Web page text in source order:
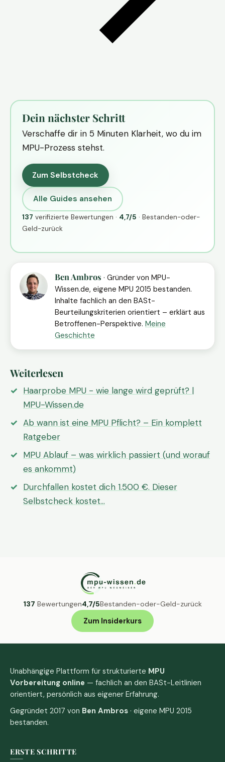
Dein nächster Schritt
Verschaffe dir in 5 Minuten Klarheit, wo du im
MPU-Prozess stehst.
Zum Selbstcheck
Alle Guides ansehen
137 verifizierte Bewertungen · 4,7/5 · Bestanden-oder-
Geld-zurück
Ben Ambros · Gründer von MPU-
Wissen.de, eigene MPU 2015 bestanden.
Inhalte fachlich an den BASt-
Beurteilungskriterien orientiert – erklärt aus
Betroffenen-Perspektive. Meine
Geschichte
Weiterlesen
Haarprobe MPU - wie lange wird geprüft? |
MPU-Wissen.de
Ab wann ist eine MPU Pflicht? – Ein komplett
Ratgeber
MPU Ablauf – was wirklich passiert (und worauf
es ankommt)
Durchfallen kostet dich 1.500 €. Dieser
Selbstcheck kostet…
137 Bewertungen4,7/5Bestanden-oder-Geld-zurück
Zum Insiderkurs
Unabhängige Plattform für strukturierte MPU
Vorbereitung online — fachlich an den BASt-Leitlinien
orientiert, persönlich aus eigener Erfahrung.
Gegründet 2017 von Ben Ambros · eigene MPU 2015
bestanden.
ERSTE SCHRITTE